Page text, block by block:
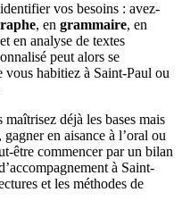
vos besoins : avez-
, en grammaire, en
et en analyse de textes
peut alors se
habitiez à Saint-Paul ou
déjà les bases mais
en aisance à l’oral ou
être commencer par un bilan
à Saint-
et les méthodes de